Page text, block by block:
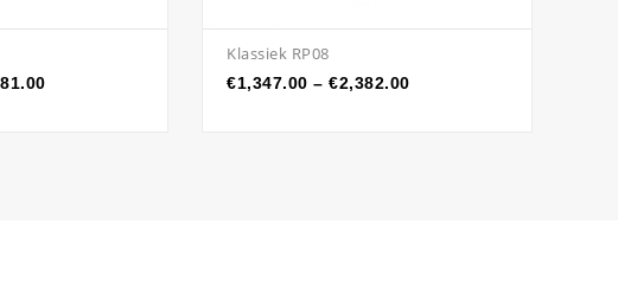
Klassiek RP08
€1,347.00 – €2,382.00